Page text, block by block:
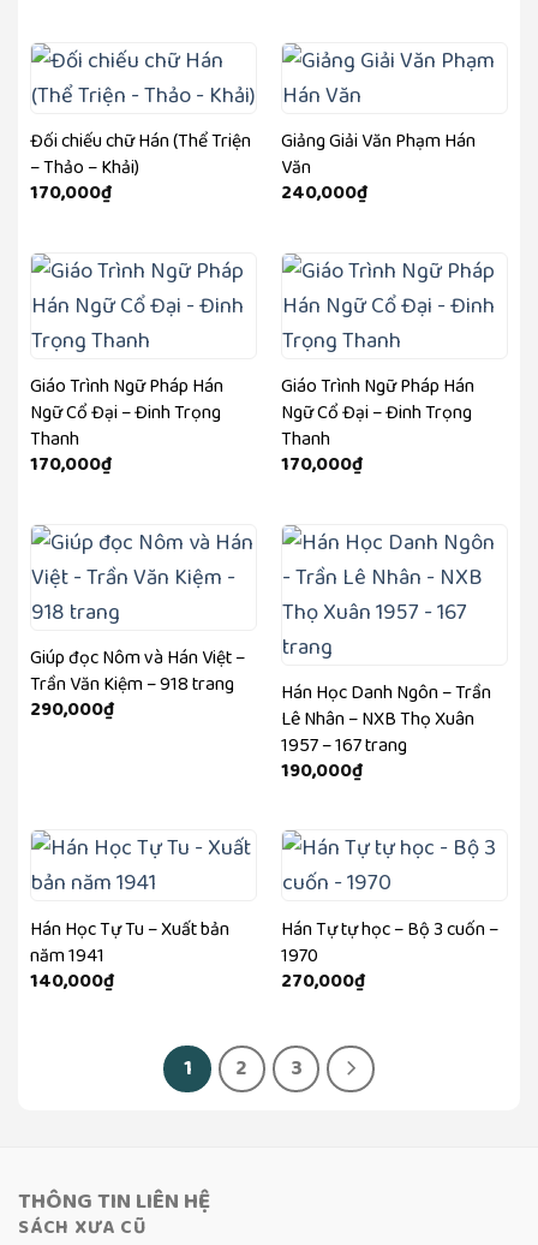
Đối chiếu chữ Hán (Thể Triện
– Thảo – Khải)
170,000₫
Giảng Giải Văn Phạm Hán
Văn
240,000₫
Giáo Trình Ngữ Pháp Hán
Ngữ Cổ Đại – Đinh Trọng
Thanh
170,000₫
Giáo Trình Ngữ Pháp Hán
Ngữ Cổ Đại – Đinh Trọng
Thanh
170,000₫
Giúp đọc Nôm và Hán Việt –
Trần Văn Kiệm – 918 trang
290,000₫
Hán Học Danh Ngôn – Trần
Lê Nhân – NXB Thọ Xuân
1957 – 167 trang
190,000₫
Hán Học Tự Tu – Xuất bản
năm 1941
140,000₫
Hán Tự tự học – Bộ 3 cuốn –
1970
270,000₫
1 2 3
THÔNG TIN LIÊN HỆ
SÁCH XƯA CŨ